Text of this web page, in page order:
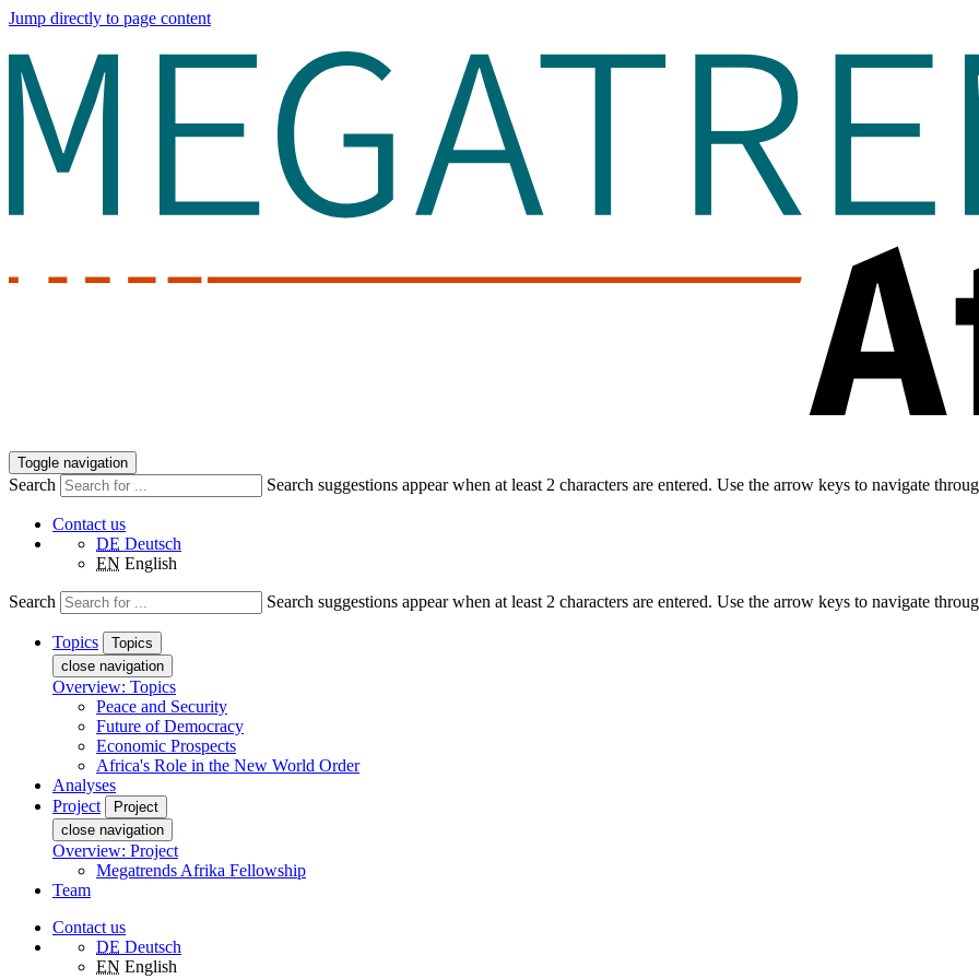
Jump directly to page content
Toggle navigation
Search Search suggestions appear when at least 2 characters are entered. Use the arrow keys to navigate
Contact us
DE Deutsch
EN English
Search Search suggestions appear when at least 2 characters are entered. Use the arrow keys to navigate
Topics
Topics
close navigation
Overview: Topics
Peace and Security
Future of Democracy
Economic Prospects
Africa's Role in the New World Order
Analyses
Project
Project
close navigation
Overview: Project
Megatrends Afrika Fellowship
Team
Contact us
DE Deutsch
EN English